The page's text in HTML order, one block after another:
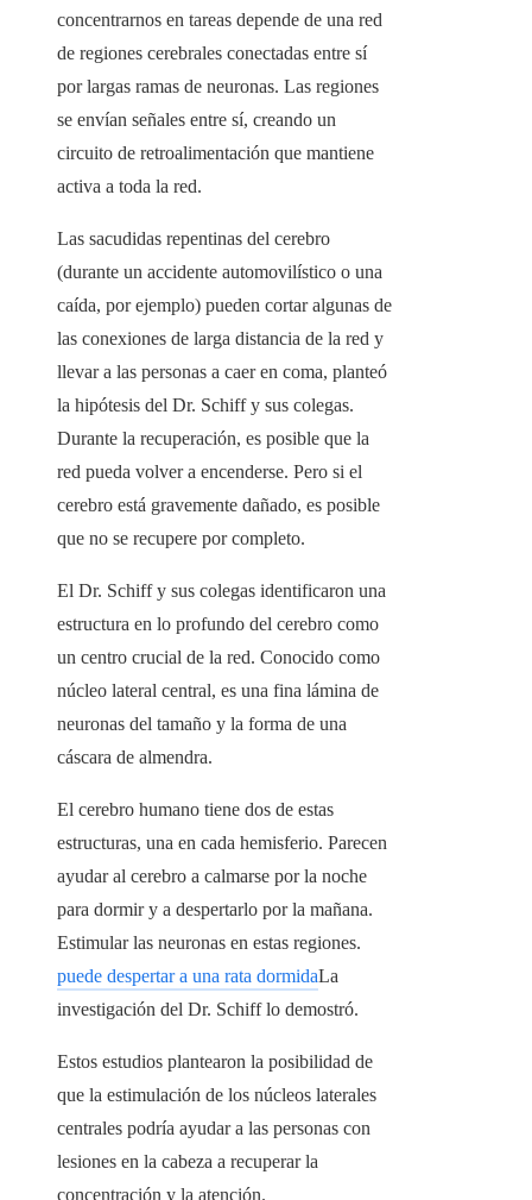
concentrarnos en tareas depende de una red
de regiones cerebrales conectadas entre sí
por largas ramas de neuronas. Las regiones
se envían señales entre sí, creando un
circuito de retroalimentación que mantiene
activa a toda la red.
Las sacudidas repentinas del cerebro
(durante un accidente automovilístico o una
caída, por ejemplo) pueden cortar algunas de
las conexiones de larga distancia de la red y
llevar a las personas a caer en coma, planteó
la hipótesis del Dr. Schiff y sus colegas.
Durante la recuperación, es posible que la
red pueda volver a encenderse. Pero si el
cerebro está gravemente dañado, es posible
que no se recupere por completo.
El Dr. Schiff y sus colegas identificaron una
estructura en lo profundo del cerebro como
un centro crucial de la red. Conocido como
núcleo lateral central, es una fina lámina de
neuronas del tamaño y la forma de una
cáscara de almendra.
El cerebro humano tiene dos de estas
estructuras, una en cada hemisferio. Parecen
ayudar al cerebro a calmarse por la noche
para dormir y a despertarlo por la mañana.
Estimular las neuronas en estas regiones.
puede despertar a una rata dormidaLa
investigación del Dr. Schiff lo demostró.
Estos estudios plantearon la posibilidad de
que la estimulación de los núcleos laterales
centrales podría ayudar a las personas con
lesiones en la cabeza a recuperar la
concentración y la atención.